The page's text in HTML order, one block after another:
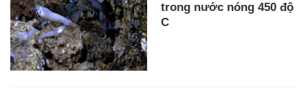
trong nước nóng 450 độ
C